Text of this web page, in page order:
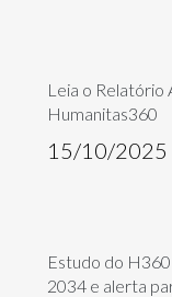
Leia o Relatório
Humanitas360
15/10/2025
Estudo do
2034 e alerta